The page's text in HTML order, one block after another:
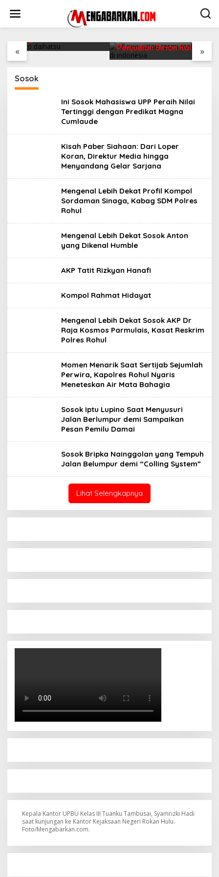
« »
Belum Pakai CVT, Apa
Indonesia?
Penjualan Sirion Kalah
Jauh dari Mobil LCGC
Sosok
Ini Sosok Mahasiswa UPP Peraih Nilai
Tertinggi dengan Predikat Magna
Cumlaude
Kisah Paber Siahaan: Dari Loper
Koran, Direktur Media hingga
Menyandang Gelar Sarjana
Mengenal Lebih Dekat Profil Kompol
Sordaman Sinaga, Kabag SDM Polres
Rohul
Mengenal Lebih Dekat Sosok Anton
yang Dikenal Humble
AKP Tatit Rizkyan Hanafi
Kompol Rahmat Hidayat
Mengenal Lebih Dekat Sosok AKP Dr
Raja Kosmos Parmulais, Kasat Reskrim
Polres Rohul
Momen Menarik Saat Sertijab Sejumlah
Perwira, Kapolres Rohul Nyaris
Meneteskan Air Mata Bahagia
Sosok Iptu Lupino Saat Menyusuri
Jalan Berlumpur demi Sampaikan
Pesan Pemilu Damai
Sosok Bripka Nainggolan yang Tempuh
Jalan Belumpur demi “Colling System”
Lihat Selengkapnya
Kepala Kantor UPBU Kelas III Tuanku Tambusai, Syamrizki Hadi
saat kunjungan ke Kantor Kejaksaan Negeri Rokan Hulu.
Foto/Mengabarkan.com.